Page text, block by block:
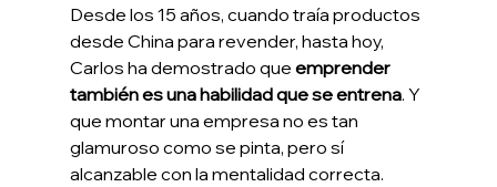
Desde los 15 años, cuando traía productos
desde China para revender, hasta hoy,
Carlos ha demostrado que emprender
también es una habilidad que se entrena. Y
que montar una empresa no es tan
glamuroso como se pinta, pero sí
alcanzable con la mentalidad correcta.